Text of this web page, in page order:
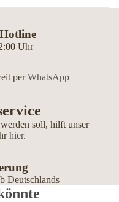
Uhr
perWhatsApp
soll, hilft unser
hier.
Deutschlands